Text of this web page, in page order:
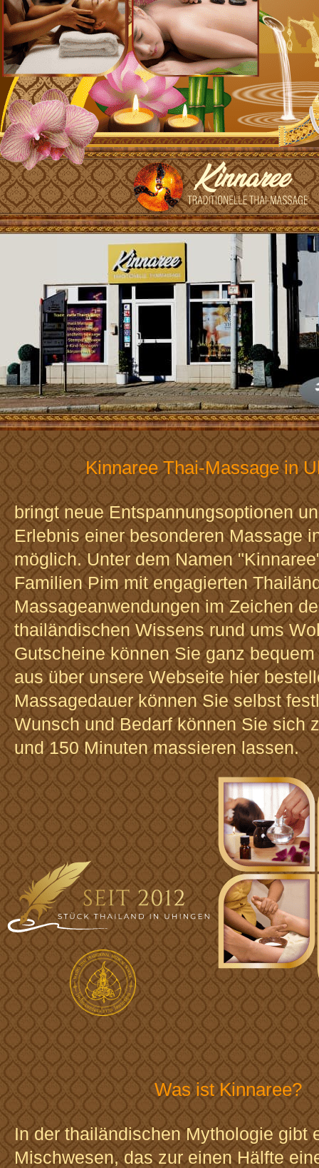
Kinnaree Thai-Massage in
bringt neue Entspannungsoptionen
Erlebnis einer besonderen Massage
möglich. Unter dem Namen
Familien Pim mit engagierten
Massageanwendungen im Zeichen
thailändischen Wissens rund ums
Gutscheine können Sie ganz
aus über unsere Webseite hier
Massagedauer können Sie selbst
Wunsch und Bedarf können Sie sich
und 150 Minuten massieren lassen.
Was ist Kinnaree?
In der thailändischen Mythologie gibt
Mischwesen, das zur einen Hälfte